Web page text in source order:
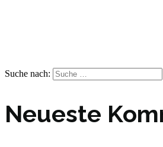
Suche nach:
Neueste